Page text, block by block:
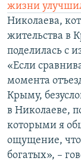
жизни
Николаева,
жительства в
поделилась с
«Если
момента
Крыму,
в Николаеве,
которыми я
ощущение, что
богатых», –